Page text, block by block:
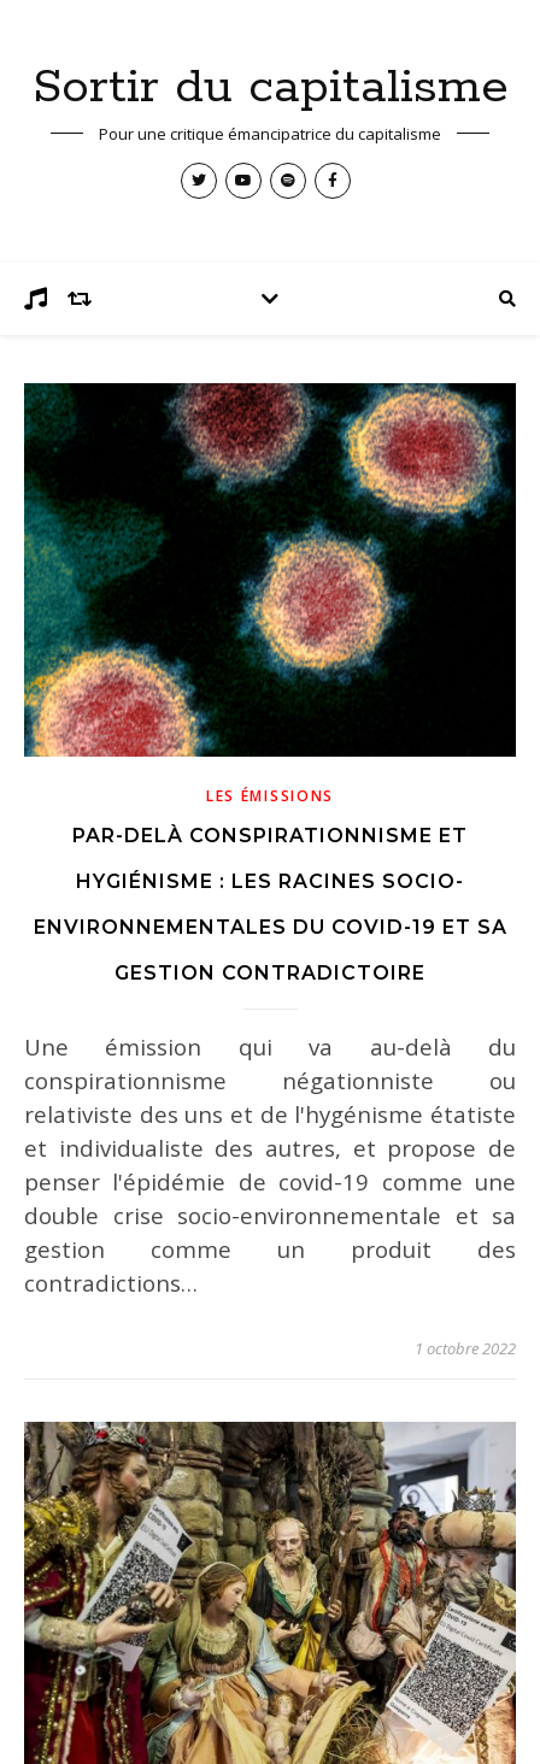
Sortir du capitalisme
Pour une critique émancipatrice du capitalisme
LES ÉMISSIONS
PAR-DELÀ CONSPIRATIONNISME ET
HYGIÉNISME : LES RACINES SOCIO-
ENVIRONNEMENTALES DU COVID-19 ET SA
GESTION CONTRADICTOIRE
Une émission qui va au-delà du
conspirationnisme négationniste ou
relativiste des uns et de l'hygénisme étatiste
et individualiste des autres, et propose de
penser l'épidémie de covid-19 comme une
double crise socio-environnementale et sa
gestion comme un produit des
contradictions…
1 octobre 2022